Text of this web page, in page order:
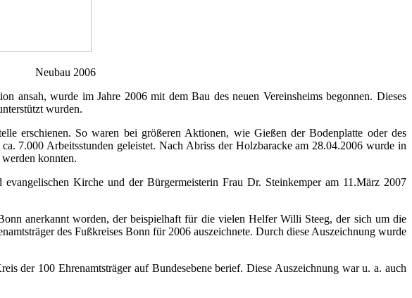
Neubau 2006
ansah, wurde im Jahre 2006 mit dem Bau des neuen Vereinsheims begonnen. Dieses
wurden.
erschienen. So waren bei größeren Aktionen, wie Gießen der Bodenplatte oder des
7.000 Arbeitsstunden geleistet. Nach Abriss der Holzbaracke am 28.04.2006 wurde in
konnten.
Kirche und der Bürgermeisterin Frau Dr. Steinkemper am 11.März 2007
anerkannt worden, der beispielhaft für die vielen Helfer Willi Steeg, der sich um die
des Fußkreises Bonn für 2006 auszeichnete. Durch diese Auszeichnung wurde
der 100 Ehrenamtsträger auf Bundesebene berief. Diese Auszeichnung war u. a. auch